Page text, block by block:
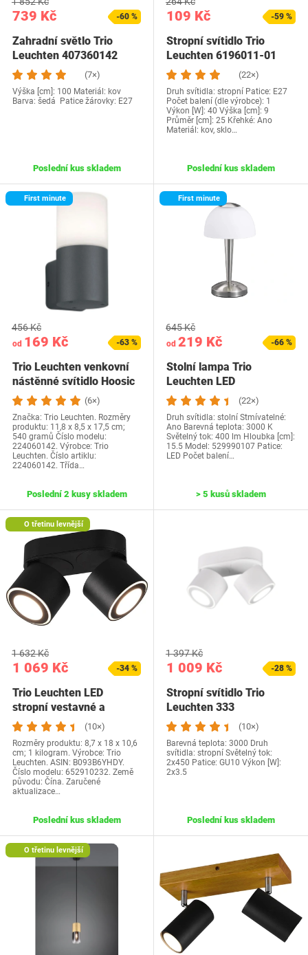
739 Kč -60 %
Zahradní světlo Trio
Leuchten 407360142
(7×)
Výška [cm]: 100 Materiál: kov
Barva: šedá Patice žárovky: E27
Poslední kus skladem
109 Kč -59 %
Stropní svítidlo Trio
Leuchten 6196011-01
(22×)
Druh svítidla: stropní Patice: E27
Počet balení (dle výrobce): 1
Výkon [W]: 40 Výška [cm]: 9
Průměr [cm]: 25 Křehké: Ano
Materiál: kov, sklo…
Poslední kus skladem
First minute
od 169 Kč
456 Kč
-63 %
Trio Leuchten venkovní
nástěnné svítidlo Hoosic
224060142,… (6×)
Značka: Trio Leuchten. Rozměry
produktu: 11,8 x 8,5 x 17,5 cm;
540 gramů Číslo modelu:
224060142. Výrobce: Trio
Leuchten. Číslo artiklu:
224060142. Třída…
Poslední 2 kusy skladem
First minute
od 219 Kč
645 Kč
-66 %
Stolní lampa Trio
Leuchten LED
(22×)
Druh svítidla: stolní Stmívatelné:
Ano Barevná teplota: 3000 K
Světelný tok: 400 lm Hloubka [cm]:
15.5 Model: 529990107 Patice:
LED Počet balení…
> 5 kusů skladem
O třetinu levnější
1 069 Kč
1 632 Kč
-34 %
Trio Leuchten LED
stropní vestavné a
přisazené svítidlo…
(10×)
Rozměry produktu: 8,7 x 18 x 10,6
cm; 1 kilogram. Výrobce: Trio
Leuchten. ASIN: B093B6YHDY.
Číslo modelu: 652910232. Země
původu: Čína. Zaručené
aktualizace…
Poslední kus skladem
1 009 Kč
1 397 Kč
-28 %
Stropní svítidlo Trio
Leuchten 333
(10×)
Barevná teplota: 3000 Druh
svítidla: stropní Světelný tok:
2x450 Patice: GU10 Výkon [W]:
2x3.5
Poslední kus skladem
O třetinu levnější